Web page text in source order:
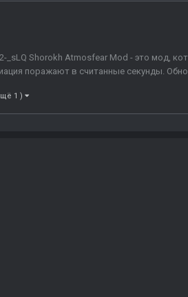
_sLQ Shorokh Atmosfear Mod - это мод,
поражают в считанные секунды.
1 )